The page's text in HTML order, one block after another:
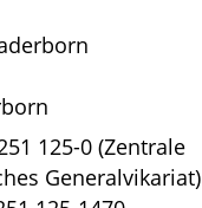
125-0 (Zentrale
Generalvikariat)